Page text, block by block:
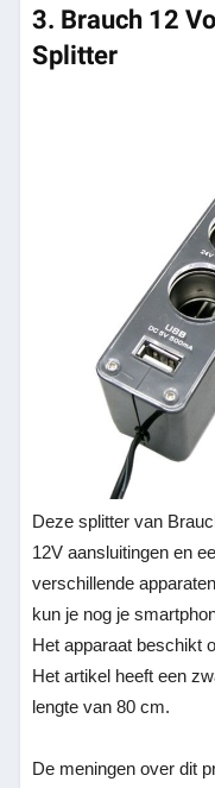
3. Brauch 12
Splitter
Deze splitter van
12V aansluitingen en
verschillende
kun je nog je
Het apparaat beschikt
Het artikel heeft een
lengte van 80 cm.
De meningen over dit